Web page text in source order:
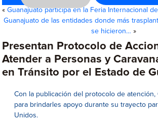
«Guanajuato participa en la Feria Internacional
Guanajuato de las entidades donde más
se hicieron… »
Presentan Protocolo de
Atender a Personas y
en Tránsito por el Estado de
Con la publicación del protocolo de atención,
para brindarles apoyo durante su trayecto
Unidos.